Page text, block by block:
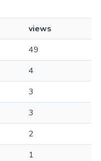
views
49
4
3
3
2
1